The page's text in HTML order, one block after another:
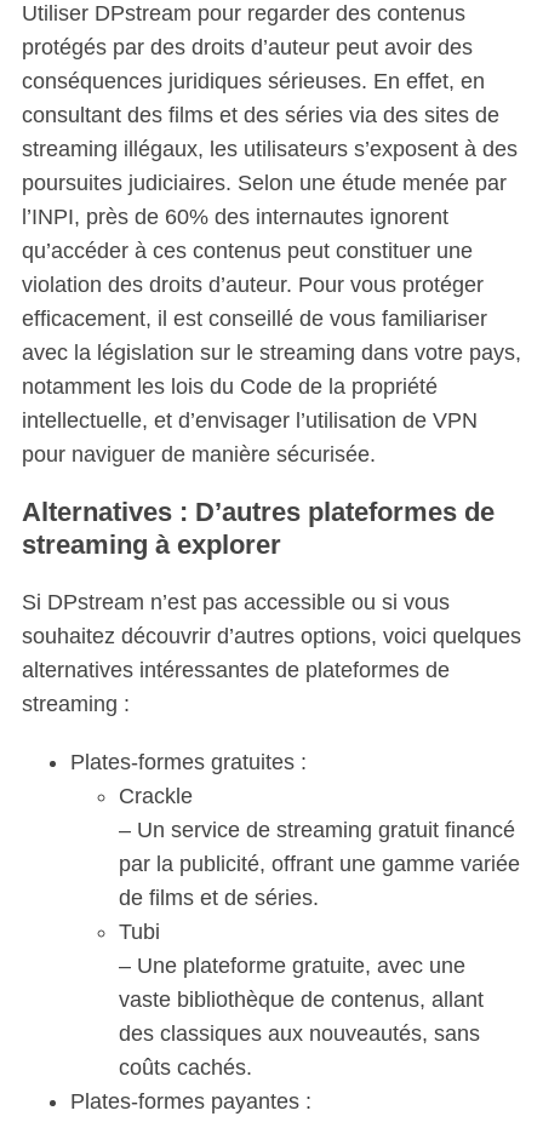
Utiliser DPstream pour regarder des contenus
protégés par des droits d’auteur peut avoir des
conséquences juridiques sérieuses. En effet, en
consultant des films et des séries via des sites de
streaming illégaux, les utilisateurs s’exposent à des
poursuites judiciaires. Selon une étude menée par
l’INPI, près de 60% des internautes ignorent
qu’accéder à ces contenus peut constituer une
violation des droits d’auteur. Pour vous protéger
efficacement, il est conseillé de vous familiariser
avec la législation sur le streaming dans votre pays,
notamment les lois du Code de la propriété
intellectuelle, et d’envisager l’utilisation de VPN
pour naviguer de manière sécurisée.
Alternatives : D’autres plateformes de
streaming à explorer
Si DPstream n’est pas accessible ou si vous
souhaitez découvrir d’autres options, voici quelques
alternatives intéressantes de plateformes de
streaming :
Plates-formes gratuites :
Crackle
– Un service de streaming gratuit financé
par la publicité, offrant une gamme variée
de films et de séries.
Tubi
– Une plateforme gratuite, avec une
vaste bibliothèque de contenus, allant
des classiques aux nouveautés, sans
coûts cachés.
Plates-formes payantes :
e
a
r
c
f
o
: